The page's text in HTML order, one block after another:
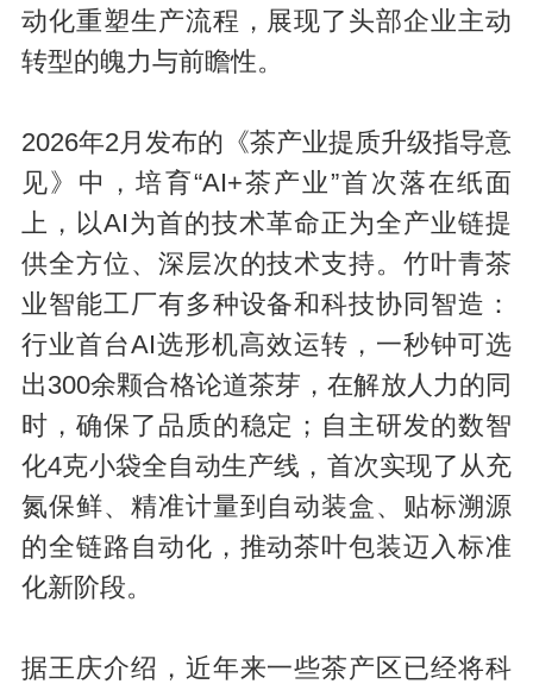
动化重塑生产流程，展现了头部企业主动
转型的魄力与前瞻性。
2026年2月发布的《茶产业提质升级指导意
见》中，培育“AI+茶产业”首次落在纸面
上，以AI为首的技术革命正为全产业链提
供全方位、深层次的技术支持。竹叶青茶
业智能工厂有多种设备和科技协同智造：
行业首台AI选形机高效运转，一秒钟可选
出300余颗合格论道茶芽，在解放人力的同
时，确保了品质的稳定；自主研发的数智
化4克小袋全自动生产线，首次实现了从充
氮保鲜、精准计量到自动装盒、贴标溯源
的全链路自动化，推动茶叶包装迈入标准
化新阶段。
据王庆介绍，近年来一些茶产区已经将科